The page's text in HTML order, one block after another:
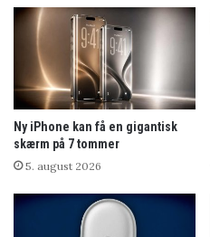
Ny iPhone kan få en gigantisk
skærm på 7 tommer
5. august 2026